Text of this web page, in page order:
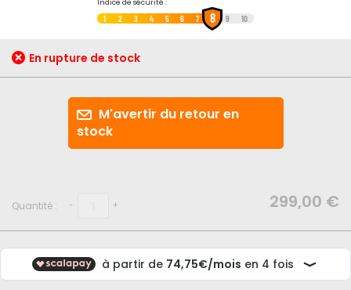
de
la
Indice de sécurité :
1 2 3 4 5 6 7 8 9 10
En rupture de stock
M'avertir du retour en
stock
Quantité : - + 299,00 €